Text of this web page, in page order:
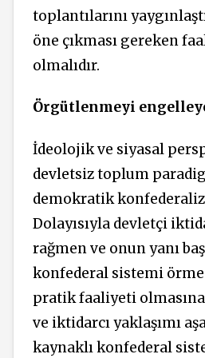
toplantılarını
öne çıkması gereken
olmalıdır.
Örgütlenmeyi
İdeolojik ve siyasal
devletsiz toplum
demokratik
Dolayısıyla devletçi
rağmen ve onun yanı
konfederal sistemi
pratik faaliyeti
ve iktidarcı yaklaşımı
kaynaklı konfederal